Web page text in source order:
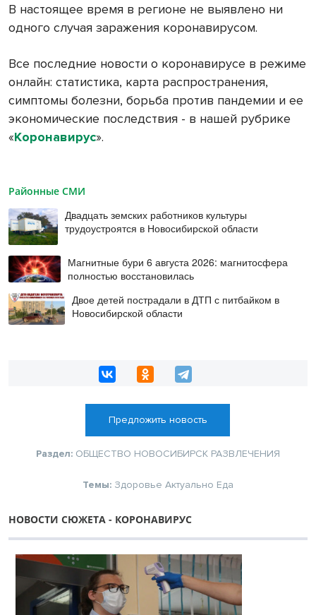
В настоящее время в регионе не выявлено ни
одного случая заражения коронавирусом.
Все последние новости о коронавирусе в режиме
онлайн: статистика, карта распространения,
симптомы болезни, борьба против пандемии и ее
экономические последствия - в нашей рубрике
«Коронавирус».
Районные СМИ
Двадцать земских работников культуры
трудоустроятся в Новосибирской области
Магнитные бури 6 августа 2026: магнитосфера
полностью восстановилась
Двое детей пострадали в ДТП с питбайком в
Новосибирской области
Предложить новость
Раздел: ОБЩЕСТВО НОВОСИБИРСК РАЗВЛЕЧЕНИЯ
Темы: Здоровье Актуально Еда
НОВОСТИ СЮЖЕТА - КОРОНАВИРУС